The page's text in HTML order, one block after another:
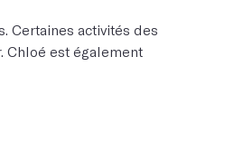
Certaines activités des
Chloé est également